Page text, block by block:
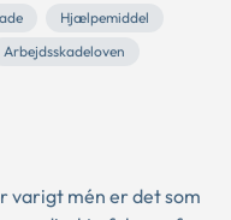
Hjælpemiddel
Arbejdsskadeloven
varigt mén er det som